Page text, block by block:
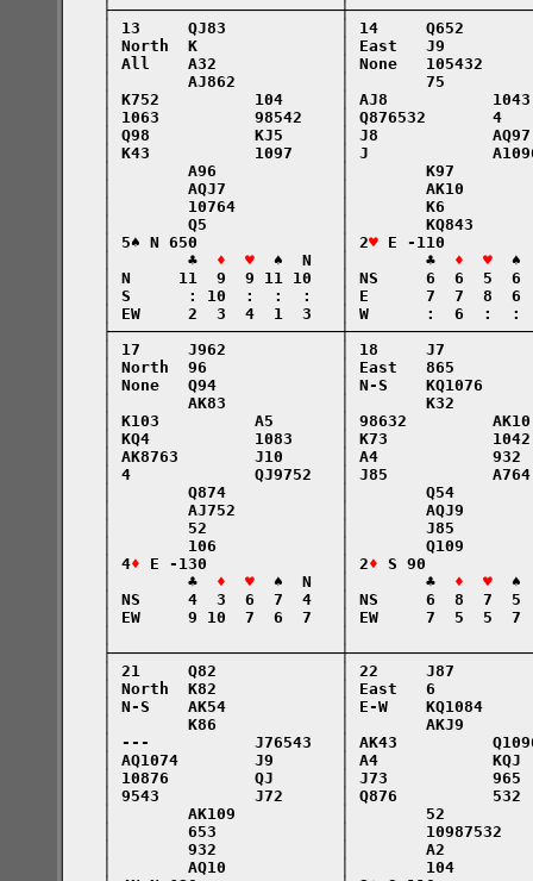
│ 13     QJ83            │ 14     Q652
│ North  K               │ East   J9
│ All    A32             │ None   105432
│        AJ862           │        75
│ K752          104      │ AJ8
│ 1063          98542    │ Q876532       4
│ Q98           KJ5      │ J8
│ K43           1097     │ J
│        A96             │        K97
│        AQJ7            │        AK10
│        10764           │        K6
│        Q5              │        KQ843
    │ 5♠ N 650               │ 2
♥ E -110
    │        ♣
♦  ♥
  ♠  N   │        ♣
♦  ♥
♠
│ N     11  9  9 11 10   │ NS     6  6  5
│ S      : 10  :  :  :   │ E      7  7  8
│ EW     2  3  4  1  3   │ W      :  6  :
│ 17     J962            │ 18     J7
│ North  96              │ East   865
│ None   Q94             │ N-S    KQ1076
│        AK83            │        K32
│ K103          A5       │ 98632
│ KQ4           1083     │ K73
│ AK8763        J10      │ A4
│ 4             QJ9752   │ J85
│        Q874            │        Q54
│        AJ752           │        AQJ9
│        52              │        J85
│        106             │        Q109
    │ 4
♦ E -130              │ 2♦ S 90
    │        ♣
♦  ♥
  ♠  N   │        ♣
♦  ♥
♠
│ NS     4  3  6  7  4   │ NS     6  8  7
│ EW     9 10  7  6  7   │ EW     7  5  5
│ 21     Q82             │ 22     J87
│ North  K82             │ East   6
│ N-S    AK54            │ E-W    KQ1084
│        K86             │        AKJ9
│ ---           J76543   │ AK43
│ AQ1074        J9       │ A4
│ 10876         QJ       │ J73
│ 9543          J72      │ Q876
│        AK109           │        52
│        653             │        10987532
│        932             │        A2
│        AQ10            │        104